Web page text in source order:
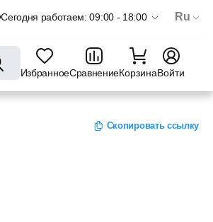
Сегодня работаем: 09:00 - 18:00 Ru
ИзбранноеСравнениеКорзинаВойти
Скопировать ссылку